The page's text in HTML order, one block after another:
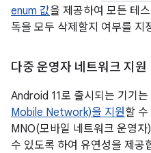
enum 값을 제공하여 모든 테
독을 모두 삭제할지 여부를 지
다중 운영자 네트워크 지원
Android 11로 출시되는 기기는
Mobile Network)을 지원할
MNO(모바일 네트워크 운영
수 있도록 하여 유연성을 제공